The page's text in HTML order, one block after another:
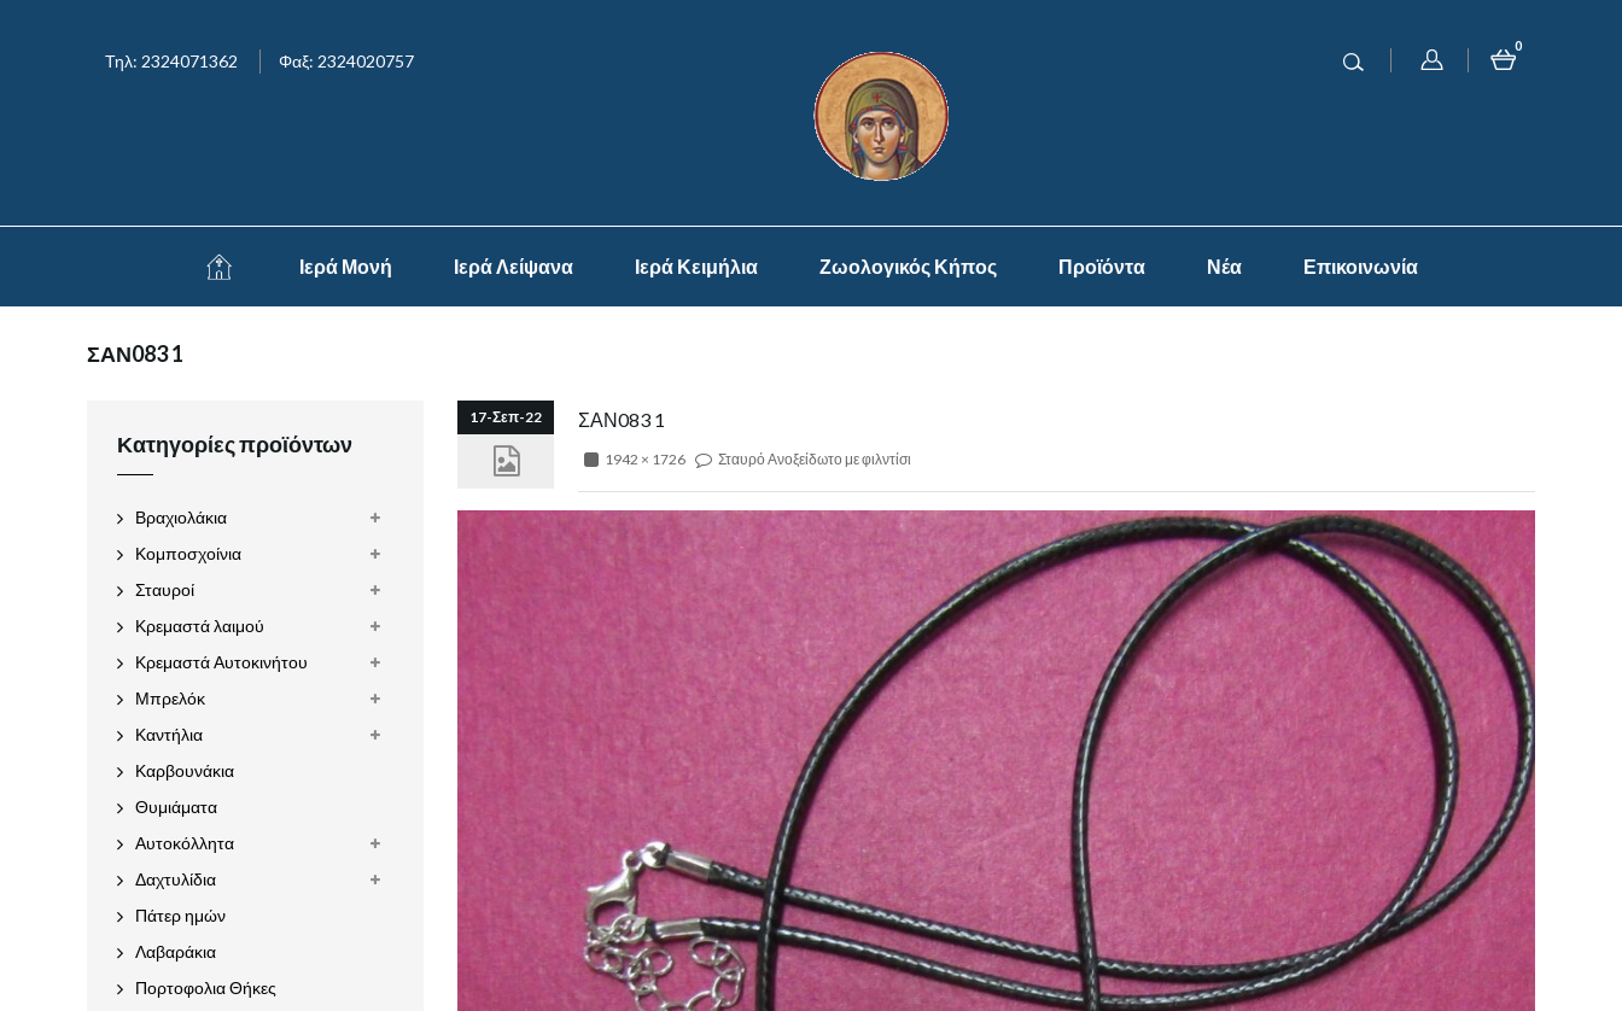
Τηλ: 2324071362 Φαξ: 2324020757
0
Ιερά Μονή Ιερά Λείψανα Ιερά Κειμήλια Ζωολογικός Κήπος Προϊόντα Νέα Επικοινωνία
ΣΑΝ083 1
17-Σεπ-22 ΣΑΝ083 1
1942 × 1726 Σταυρό Ανοξείδωτο με φιλντίσι
Κατηγορίες προϊόντων
Βραχιολάκια
Κομποσχοίνια
Σταυροί
Κρεμαστά λαιμού
Κρεμαστά Αυτοκινήτου
Μπρελόκ
Καντήλια
Καρβουνάκια
Θυμιάματα
Αυτοκόλλητα
Δαχτυλίδια
Πάτερ ημών
Λαβαράκια
Πορτοφολια Θήκες